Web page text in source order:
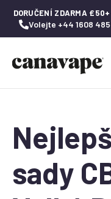
DORUČENÍ ZDARMA
Volejte +44 1608
sady